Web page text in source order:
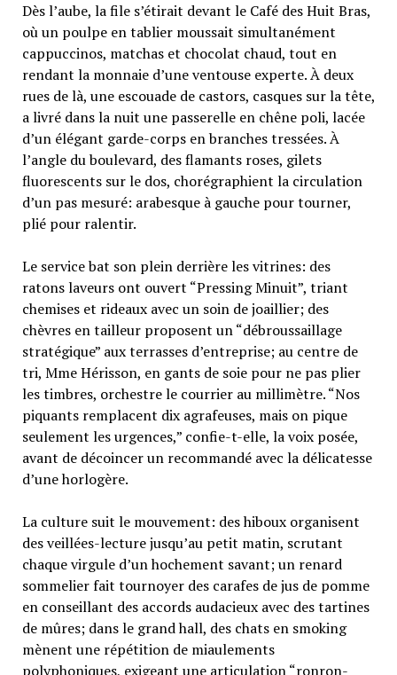
Dès l’aube, la file s’étirait devant le Café des Huit Bras,
où un poulpe en tablier moussait simultanément
cappuccinos, matchas et chocolat chaud, tout en
rendant la monnaie d’une ventouse experte. À deux
rues de là, une escouade de castors, casques sur la tête,
a livré dans la nuit une passerelle en chêne poli, lacée
d’un élégant garde-corps en branches tressées. À
l’angle du boulevard, des flamants roses, gilets
fluorescents sur le dos, chorégraphient la circulation
d’un pas mesuré: arabesque à gauche pour tourner,
plié pour ralentir.
Le service bat son plein derrière les vitrines: des
ratons laveurs ont ouvert “Pressing Minuit”, triant
chemises et rideaux avec un soin de joaillier; des
chèvres en tailleur proposent un “débroussaillage
stratégique” aux terrasses d’entreprise; au centre de
tri, Mme Hérisson, en gants de soie pour ne pas plier
les timbres, orchestre le courrier au millimètre. “Nos
piquants remplacent dix agrafeuses, mais on pique
seulement les urgences,” confie-t-elle, la voix posée,
avant de décoincer un recommandé avec la délicatesse
d’une horlogère.
La culture suit le mouvement: des hiboux organisent
des veillées-lecture jusqu’au petit matin, scrutant
chaque virgule d’un hochement savant; un renard
sommelier fait tournoyer des carafes de jus de pomme
en conseillant des accords audacieux avec des tartines
de mûres; dans le grand hall, des chats en smoking
mènent une répétition de miaulements
polyphoniques, exigeant une articulation “ronron-